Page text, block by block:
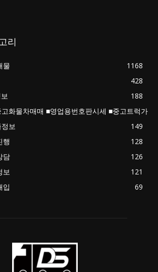
리
물
1168
428
188
화물차매매 ■영업용번호판시세 ■중고트럭가
보
149
행
128
담
126
보
121
입
69